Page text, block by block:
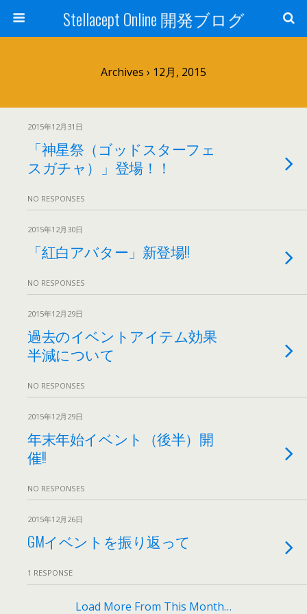
Stellacept Online 開発ブログ
Archives › 12月, 2015
2015年12月31日
「神星祭（ゴッドスターフェ
スガチャ）」登場！！
NO RESPONSES
2015年12月30日
「紅白アバター」新登場!!
NO RESPONSES
2015年12月29日
過去のイベントアイテム効果
半減について
NO RESPONSES
2015年12月29日
年末年始イベント（後半）開
催!!
NO RESPONSES
2015年12月26日
GMイベントを振り返って
1 RESPONSE
Load More From This Month…